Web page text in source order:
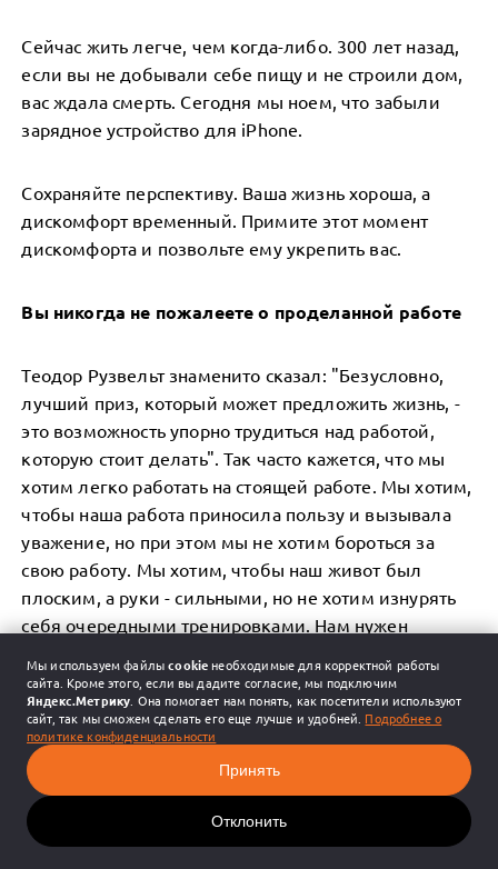
Сейчас жить легче, чем когда-либо. 300 лет назад,
если вы не добывали себе пищу и не строили дом,
вас ждала смерть. Сегодня мы ноем, что забыли
зарядное устройство для iPhone.
Сохраняйте перспективу. Ваша жизнь хороша, а
дискомфорт временный. Примите этот момент
дискомфорта и позвольте ему укрепить вас.
Вы никогда не пожалеете о проделанной работе
Теодор Рузвельт знаменито сказал: "Безусловно,
лучший приз, который может предложить жизнь, -
это возможность упорно трудиться над работой,
которую стоит делать". Так часто кажется, что мы
хотим легко работать на стоящей работе. Мы хотим,
чтобы наша работа приносила пользу и вызывала
уважение, но при этом мы не хотим бороться за
свою работу. Мы хотим, чтобы наш живот был
плоским, а руки - сильными, но не хотим изнурять
себя очередными тренировками. Нам нужен
которые ему предшествуют. Мы хотим получить
золото, но не шлифовку.
Каждый может захотеть получить золотую медаль.
Но мало кто хочет тренироваться как олимпиец.
Мы используем файлыcookieнеобходимые для корректной работы
сайта. Кроме этого, если вы дадите согласие, мы подключим
Яндекс.Метрику. Она помогает нам понять, как посетители используют
сайт, так мы сможем сделать его еще лучше и удобней. Подробнее о
политике конфиденциальности
Принять
Отклонить